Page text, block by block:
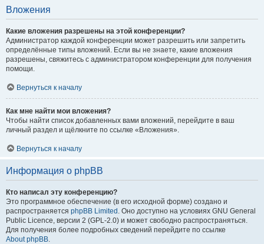
Вложения
Какие вложения разрешены на этой конференции?
Администратор каждой конференции может разрешить или запретить
определённые типы вложений. Если вы не знаете, какие вложения
разрешены, свяжитесь с администратором конференции для получения
помощи.
Вернуться к началу
Как мне найти мои вложения?
Чтобы найти список добавленных вами вложений, перейдите в ваш
личный раздел и щёлкните по ссылке «Вложения».
Вернуться к началу
Информация о phpBB
Кто написал эту конференцию?
Это программное обеспечение (в его исходной форме) создано и
распространяется phpBB Limited . Оно доступно на условиях GNU General
Public Licence, версии 2 (GPL-2.0) и может свободно распространяться.
Для получения более подробных сведений перейдите по ссылке
About phpBB